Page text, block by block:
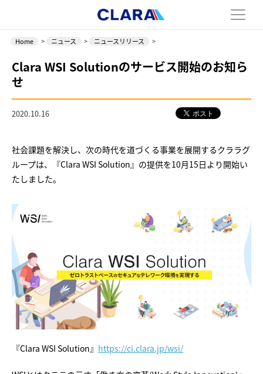
Home > ニュース > ニュースリリース >
Clara WSI Solutionのサービス開始のお知ら
せ
2020.10.16
社会課題を解決し、次の時代を道づくる事業を展開するクララグ
ループは、『Clara WSI Solution』の提供を10月15日より開始い
たしました。
『Clara WSI Solution』 https://ci.clara.jp/wsi/